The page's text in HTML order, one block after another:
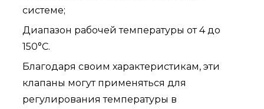
системе;
Диапазон рабочей температуры от 4 до
150°C.
Благодаря своим характеристикам, эти
клапаны могут применяться для
регулирования температуры в